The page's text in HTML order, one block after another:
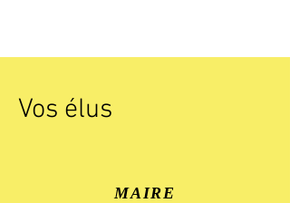
Vos élus
MAIRE